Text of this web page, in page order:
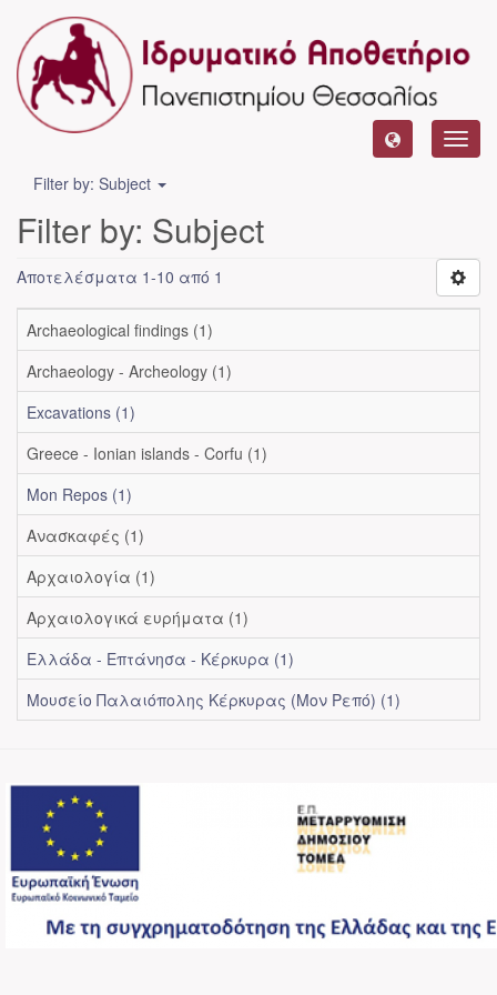
Filter by: Subject
Filter by: Subject
Αποτελέσματα 1-10 από 1
Archaeological findings (1)
Archaeology - Archeology (1)
Excavations (1)
Greece - Ionian islands - Corfu (1)
Mon Repos (1)
Ανασκαφές (1)
Αρχαιολογία (1)
Αρχαιολογικά ευρήματα (1)
Ελλάδα - Επτάνησα - Κέρκυρα (1)
Μουσείο Παλαιόπολης Κέρκυρας (Μον Ρεπό) (1)